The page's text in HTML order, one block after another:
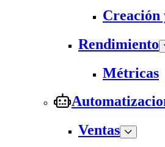
Creación
Rendimiento
Métricas
Ventas